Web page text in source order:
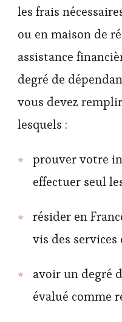
les frais
ou en maison de
assistance
degré de
vous devez
lesquels :
prouver votre
effectuer seul
résider en
vis des services
avoir un degré
évalué comme